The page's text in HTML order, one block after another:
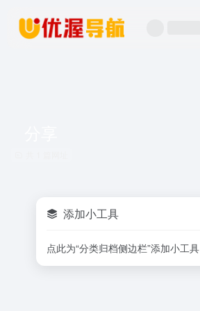
添加小工具
点此为“分类归档侧边栏”添加小工具